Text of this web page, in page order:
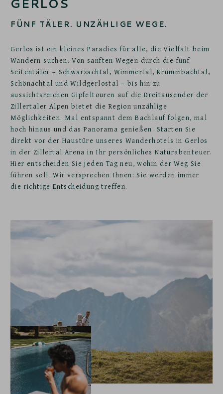
GERLOS
FÜNF TÄLER. UNZÄHLIGE WEGE.
Gerlos ist ein kleines Paradies für alle, die Vielfalt beim
Wandern suchen. Von sanften Wegen durch die fünf
Seitentäler – Schwarzachtal, Wimmertal, Krummbachtal,
Schönachtal und Wildgerlostal – bis hin zu
aussichtsreichen Gipfeltouren auf die Dreitausender der
Zillertaler Alpen bietet die Region unzählige
Möglichkeiten. Mal entspannt dem Bachlauf folgen, mal
hoch hinaus und das Panorama genießen. Starten Sie
direkt vor der Haustüre unseres Wanderhotels in Gerlos
in der Zillertal Arena in Ihr persönliches Naturabenteuer.
Hier entscheiden Sie jeden Tag neu, wohin der Weg Sie
führen soll. Wir versprechen Ihnen: Sie werden immer
die richtige Entscheidung treffen.